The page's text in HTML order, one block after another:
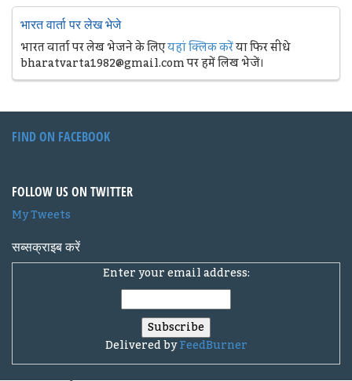
भारत वार्ता पर लेख भेजे
भारत वार्ता पर लेख भेजने के लिएयहां क्लिक करेंया फिर सीधे
bharatvarta1982@gmail.com पर हमें लिख भेजें।
FIND ON FACEBOOK
FOLLOW US ON TWITTER
My Tweets
सब्सक्राइब करें
Enter your email address:
Delivered byFeedBurner